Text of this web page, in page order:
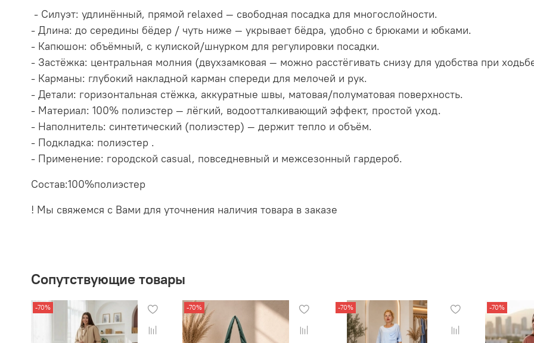
- Силуэт: удлинённый, прямой relaxed — свободная посадка для многослойности.
- Длина: до середины бёдер / чуть ниже — укрывает бёдра, удобно с брюками и юбками.
- Капюшон: объёмный, с кулиской/шнурком для регулировки посадки.
- Застёжка: центральная молния (двухзамковая — можно расстёгивать снизу для удобства при
- Карманы: глубокий накладной карман спереди для мелочей и рук.
- Детали: горизонтальная стёжка, аккуратные швы, матовая/полуматовая поверхность.
- Материал: 100% полиэстер — лёгкий, водоотталкивающий эффект, простой уход.
- Наполнитель: синтетический (полиэстер) — держит тепло и объём.
- Подкладка: полиэстер .
- Применение: городской casual, повседневный и межсезонный гардероб.
Состав:100%полиэстер
! Мы свяжемся с Вами для уточнения наличия товара в заказе
Сопутствующие товары
-70% -70% -70% -70%